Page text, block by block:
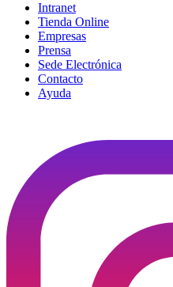
Intranet
Tienda Online
Empresas
Prensa
Sede Electrónica
Contacto
Ayuda